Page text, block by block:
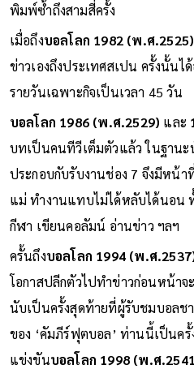
พิมพ์ซ้ำถึงสามสี่ครั้ง
เมื่อถึงบอลโลก 1982 (พ.ศ.2525)
ข่าวเองถึงประเทศสเปน ครั้งนั้น
รายวันเฉพาะกิจเป็นเวลา 45 วัน
บอลโลก 1986 (พ.ศ.2529) และ
บทเป็นคนทีวีเต็มตัวแล้ว ในฐาน
ประกอบกับรับงานช่อง 7 จึงมีหน้
แม่ ทำงานแทบไม่ได้หลับได้นอน
กีฬา เขียนคอลัมน์ อ่านข่าว ฯลฯ
ครั้นถึงบอลโลก 1994 (พ.ศ
โอกาสปลีกตัวไปทำข่าวก่อนหน้าจ
นับเป็นครั้งสุดท้ายที่ผู้รับชมบอลช
ของ ‘คัมภีร์ฟุตบอล’ ท่านนี้เป็นครั้
แข่งขันบอลโลก 1998 (พ.ศ